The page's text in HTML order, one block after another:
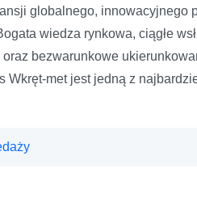
globalnego, innowacyjnego
wiedza rynkowa, ciągłe
bezwarunkowe
Wkręt-met jest jedną z